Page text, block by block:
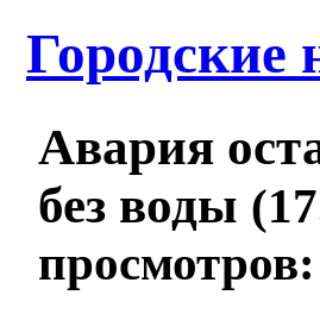
Городские
Авария
без воды